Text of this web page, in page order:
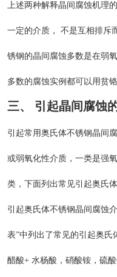
上述两种解释晶间腐蚀机理
一定的介质， 不是互相排斥
锈钢的晶间腐蚀多数是在弱
多数的腐蚀实例都可以用贫
三、 引起晶间腐蚀
引起常用奥氏体不锈钢晶间
或弱氧化性介质，一类是强
类，下面列出常见引起奥氏
引起奥氏体不锈钢晶间腐蚀
表”中列出了常见的引起奥氏
醋酸+ 水杨酸，硝酸铵，硫